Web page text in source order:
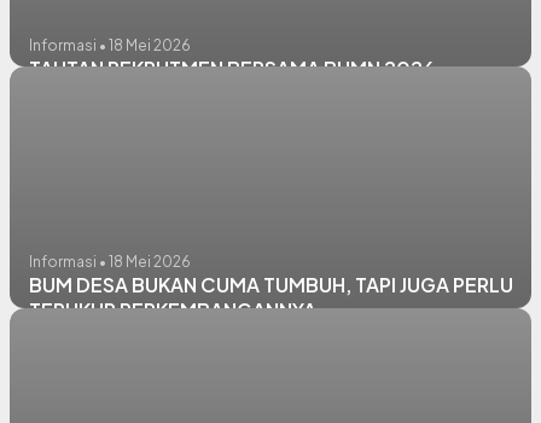
Informasi • 18 Mei 2026
TAUTAN REKRUTMEN BERSAMA BUMN 2026
Informasi • 18 Mei 2026
BUM DESA BUKAN CUMA TUMBUH, TAPI JUGA PERLU
TERUKUR PERKEMBANGANNYA